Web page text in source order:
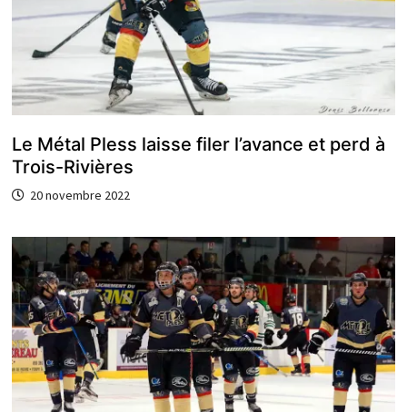
Le Métal Pless laisse filer l’avance et perd à
Trois-Rivières
20 novembre 2022